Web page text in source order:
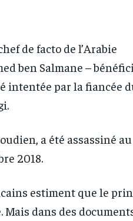
de facto de l’Arabie
ben Salmane –
intentée par la fiancée
a été assassiné au
2018.
estiment que le
dans des